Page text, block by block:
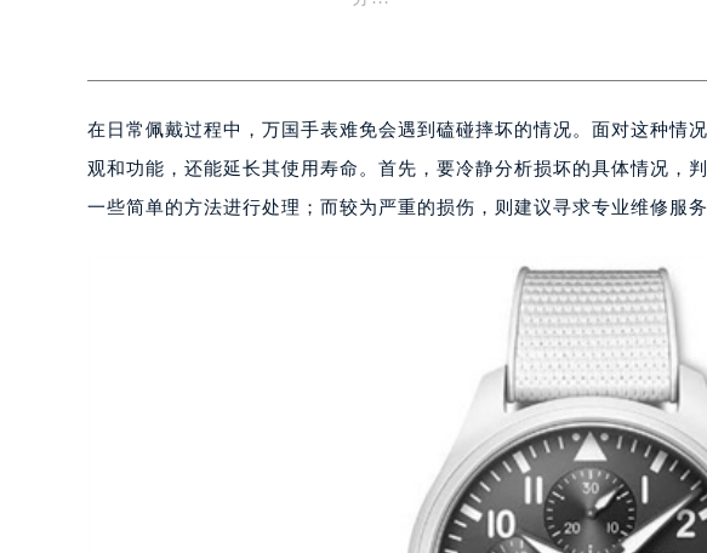
在日常佩戴过程中，万国手表难免会遇到磕碰摔坏的情况。面对这种情
观和功能，还能延长其使用寿命。首先，要冷静分析损坏的具体情况，
一些简单的方法进行处理；而较为严重的损伤，则建议寻求专业维修服务